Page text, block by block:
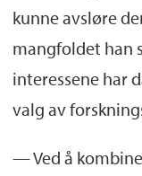
kunne avsløre
mangfoldet han
interessene har
valg av
— Ved å